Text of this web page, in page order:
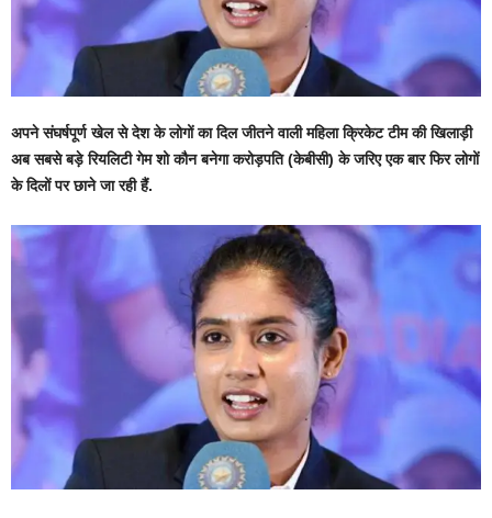
अपने संघर्षपूर्ण खेल से देश के लोगों का दिल जीतने वाली महिला क्रिकेट टीम की खिलाड़ी
अब सबसे बड़े रियलिटी गेम शो कौन बनेगा करोड़पति (केबीसी) के जरिए एक बार फिर लोगों
के दिलों पर छाने जा रही हैं.